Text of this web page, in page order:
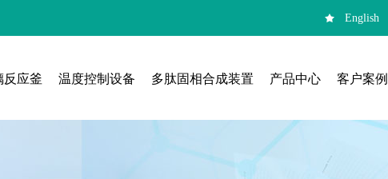
English
反应釜 温度控制设备 多肽固相合成装置 产品中心 客户案例